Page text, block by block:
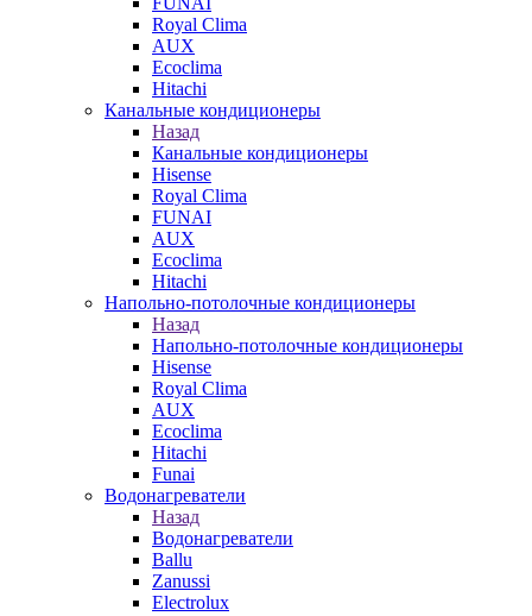
Royal Clima
AUX
Ecoclima
Hitachi
Канальные кондиционеры
Назад
Канальные кондиционеры
Hisense
Royal Clima
FUNAI
AUX
Ecoclima
Hitachi
Напольно-потолочные кондиционеры
Назад
Напольно-потолочные кондиционеры
Hisense
Royal Clima
AUX
Ecoclima
Hitachi
Funai
Водонагреватели
Назад
Водонагреватели
Ballu
Zanussi
Electrolux